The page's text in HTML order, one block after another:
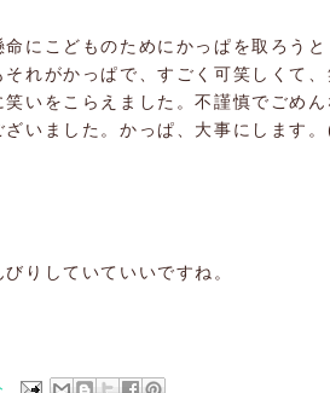
にこどものためにかっぱを取ろう
それがかっぱで、すごく可笑しくて
笑いをこらえました。不謹慎でごめ
ざいました。かっぱ、大事にします
りしていていいですね。